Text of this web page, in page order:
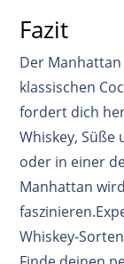
Fazit
Der
klassischen
fordert dich
Whiskey, Süße
oder in einer
Manhattan
faszinieren.
Whiskey-